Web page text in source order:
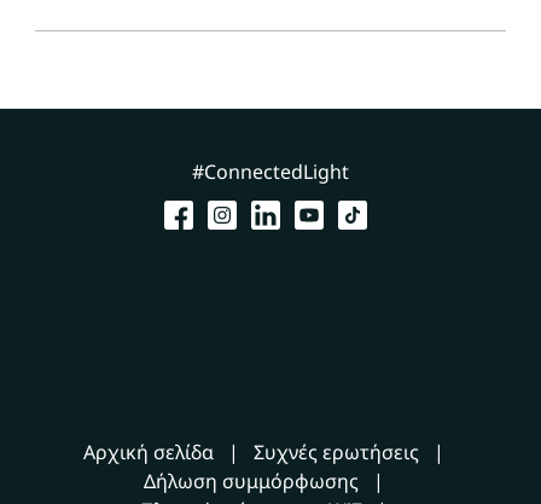
#ConnectedLight
Αρχική σελίδα
Συχνές ερωτήσεις
Δήλωση συμμόρφωσης